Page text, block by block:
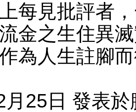
每見批評者
金之生住異
為人生註腳
月25日 發表於